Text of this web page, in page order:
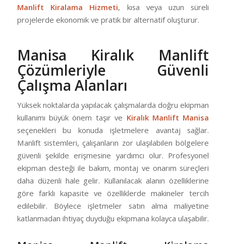
Manlift Kiralama Hizmeti, kısa veya uzun süreli
projelerde ekonomik ve pratik bir alternatif oluşturur.
Manisa Kiralık Manlift
Çözümleriyle Güvenli
Çalışma Alanları
Yüksek noktalarda yapılacak çalışmalarda doğru ekipman
kullanımı büyük önem taşır ve Kiralık Manlift Manisa
seçenekleri bu konuda işletmelere avantaj sağlar.
Manlift sistemleri, çalışanların zor ulaşılabilen bölgelere
güvenli şekilde erişmesine yardımcı olur. Profesyonel
ekipman desteği ile bakım, montaj ve onarım süreçleri
daha düzenli hale gelir. Kullanılacak alanın özelliklerine
göre farklı kapasite ve özelliklerde makineler tercih
edilebilir. Böylece işletmeler satın alma maliyetine
katlanmadan ihtiyaç duyduğu ekipmana kolayca ulaşabilir.